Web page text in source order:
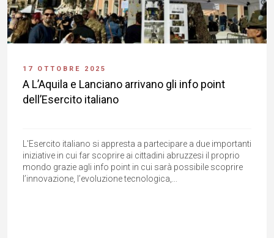
17 OTTOBRE 2025
A L’Aquila e Lanciano arrivano gli info point
dell’Esercito italiano
L'Esercito italiano si appresta a partecipare a due importanti
iniziative in cui far scoprire ai cittadini abruzzesi il proprio
mondo grazie agli info point in cui sarà possibile scoprire
l’innovazione, l’evoluzione tecnologica,...